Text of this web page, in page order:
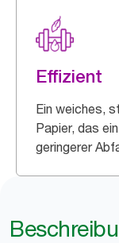
Effizient
Ein weiches,
Papier, das
geringerer